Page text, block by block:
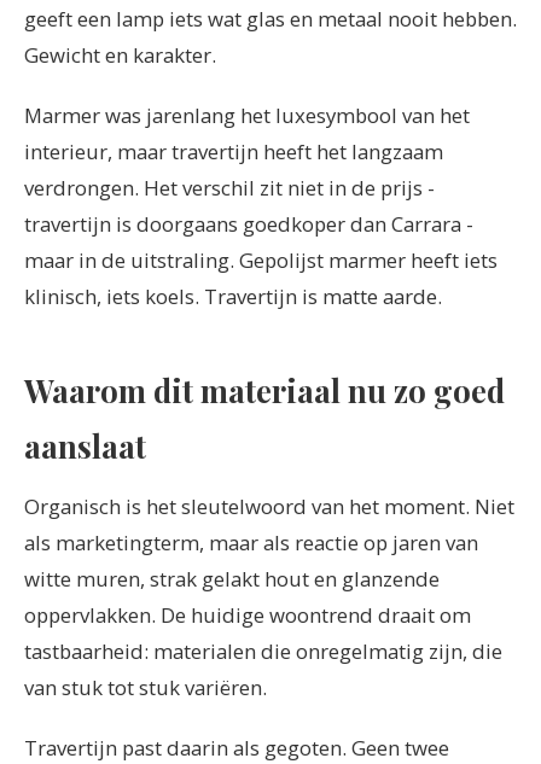
geeft een lamp iets wat glas en metaal nooit hebben.
Gewicht en karakter.
Marmer was jarenlang het luxesymbool van het
interieur, maar travertijn heeft het langzaam
verdrongen. Het verschil zit niet in de prijs -
travertijn is doorgaans goedkoper dan Carrara -
maar in de uitstraling. Gepolijst marmer heeft iets
klinisch, iets koels. Travertijn is matte aarde.
Waarom dit materiaal nu zo goed
aanslaat
Organisch is het sleutelwoord van het moment. Niet
als marketingterm, maar als reactie op jaren van
witte muren, strak gelakt hout en glanzende
oppervlakken. De huidige woontrend draait om
tastbaarheid: materialen die onregelmatig zijn, die
van stuk tot stuk variëren.
Travertijn past daarin als gegoten. Geen twee